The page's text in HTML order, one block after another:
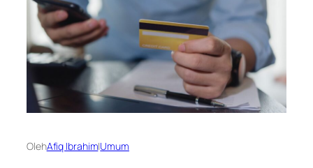
OlehAfiq Ibrahim|Umum